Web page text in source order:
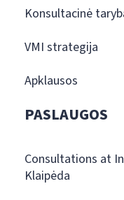
Konsultacinė
VMI strategija
Apklausos
PASLAUGOS
Consultations at
Klaipėda